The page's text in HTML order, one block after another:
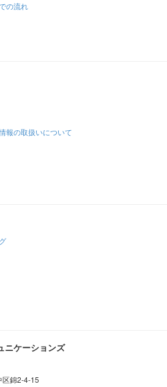
の流れ
報の取扱いについて
ニケーションズ
錦2-4-15